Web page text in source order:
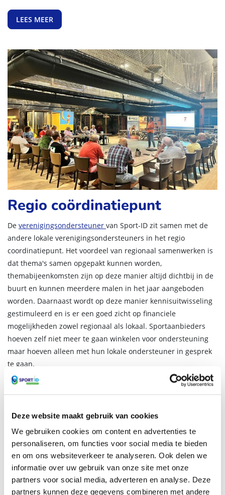
Deze website maakt gebruik van cookies
We gebruiken cookies om content en advertenties te
personaliseren, om functies voor social media te bieden
en om ons websiteverkeer te analyseren. Ook delen we
informatie over uw gebruik van onze site met onze
partners voor social media, adverteren en analyse. Deze
partners kunnen deze gegevens combineren met andere
LEES MEER
Regio coördinatiepunt
De verenigingsondersteuner van Sport-ID zit samen met de
andere lokale verenigingsondersteuners in het regio
coordinatiepunt. Het voordeel van regionaal samenwerken is
dat thema's samen opgepakt kunnen worden,
themabijeenkomsten zijn op deze manier altijd dichtbij in de
buurt en kunnen meerdere malen in het jaar aangeboden
worden. Daarnaast wordt op deze manier kennisuitwisseling
gestimuleerd en is er een goed zicht op financiele
mogelijkheden zowel regionaal als lokaal. Sportaanbieders
hoeven zelf niet meer te gaan winkelen voor ondersteuning
maar hoeven alleen met hun lokale ondersteuner in gesprek
te gaan.